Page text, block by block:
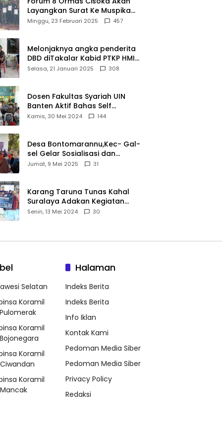
Layangkan Surat Ke Muspika
Atas Adanya Kantor Matel di
Minggu, 23 Februari 2025 457
Melonjaknya angka penderita
DBD diTakalar Kabid PTKP HMI
Cab.Takalar angkat bicara
Selasa, 21 Januari 2025 308
Dosen Fakultas Syariah UIN
Banten Aktif Bahas Self
Declare Halal dalam Forum
Kamis, 30 Mei 2024 144
Desa Bontomarannu,Kec- Gal-
sel Gelar Sosialisasi dan
Bimtek Pemutakhiran Data ID
Jumat, 9 Mei 2025 31
Karang Taruna Tunas Kahal
Suralaya Adakan Kegiatan
Bansos Terhadap Kaum
Senin, 13 Mei 2024 30
Selatan
Koramil
Koramil
Koramil
Koramil
Halaman
Indeks Berita
Indeks Berita
Info Iklan
Kontak Kami
Pedoman Media Siber
Pedoman Media Siber
Privacy Policy
Redaksi